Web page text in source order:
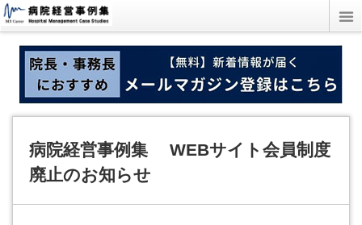
病院経営事例集 WEBサイト会員制度
廃止のお知らせ